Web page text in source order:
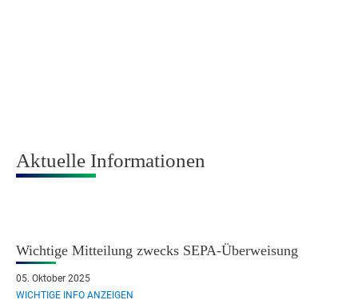
Aktuelle Informationen
Wichtige Mitteilung zwecks SEPA-Überweisung
05. Oktober 2025
WICHTIGE INFO ANZEIGEN